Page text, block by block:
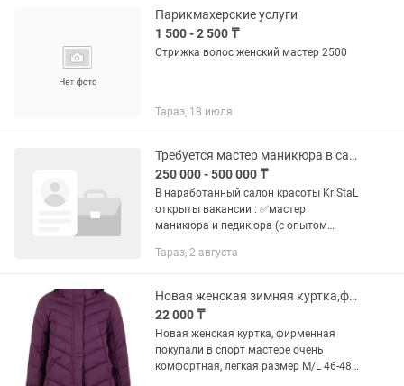
Парикмахерские услуги
1 500 - 2 500 ₸
Стрижка волос женский мастер 2500
Тараз, 18 июля
Требуется мастер маникюра в салон красоты KriStaL
250 000 - 500 000 ₸
В наработанный салон красоты KriStaL
открыты вакансии : ✅мастер
маникюра и педикюра (с опытом
работы) ✅визажист-бровист ✅женский
Тараз, 2 августа
Новая женская зимняя куртка,фирменная DEMIX
22 000 ₸
Новая женская куртка, фирменная
покупали в спорт мастере очень
комфортная, легкая размер М/L 46-48